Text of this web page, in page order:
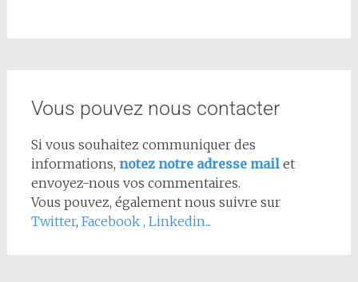
Vous pouvez nous contacter
Si vous souhaitez communiquer des
informations, notez notre adresse mail et
envoyez-nous vos commentaires.
Vous pouvez, également nous suivre sur
Twitter, Facebook , Linkedin...